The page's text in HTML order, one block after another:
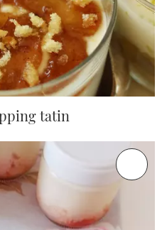
tatin